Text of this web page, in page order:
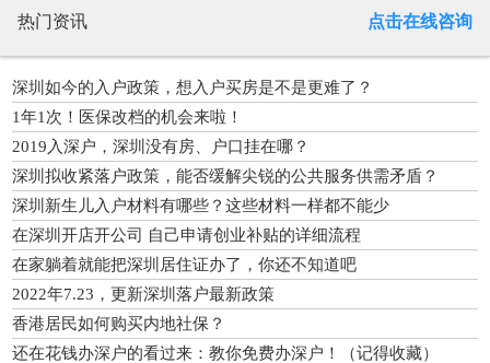
热门资讯 点击在线咨询
深圳如今的入户政策，想入户买房是不是更难了？
1年1次！医保改档的机会来啦！
2019入深户，深圳没有房、户口挂在哪？
深圳拟收紧落户政策，能否缓解尖锐的公共服务供需矛盾？
深圳新生儿入户材料有哪些？这些材料一样都不能少
在深圳开店开公司 自己申请创业补贴的详细流程
在家躺着就能把深圳居住证办了，你还不知道吧
2022年7.23，更新深圳落户最新政策
香港居民如何购买内地社保？
还在花钱办深户的看过来：教你免费办深户！（记得收藏）